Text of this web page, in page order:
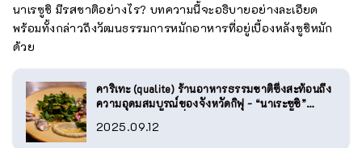
นาเรซูชิ มีรสชาติอย่างไร? บทความนี้จะอธิบายอย่างละเอียด
พร้อมทั้งกล่าวถึงวัฒนธรรมการหมักอาหารที่อยู่เบื้องหลังซูชิหมัก
ด้วย
คาริเทะ (qualite) ร้านอาหารธรรมชาติซึ่งสะท้อนถึง
ความอุดมสมบูรณ์ของจังหวัดกิฟุ - “นาเระซูชิ”
จาน
2025.09.12